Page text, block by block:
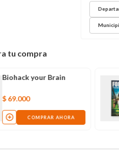
tu compra
Biohack your Brain
$ 69.000
COMPRAR AHORA